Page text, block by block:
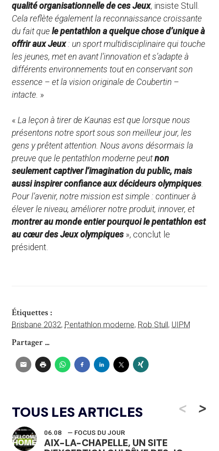
qualité organisationnelle de ces Jeux, insiste Stull.
Cela reflète également la reconnaissance croissante
du fait que le pentathlon a quelque chose d’unique à
offrir aux Jeux: un sport multidisciplinaire qui touche
les jeunes, met en avant l’innovation et s’adapte à
différents environnements tout en conservant son
essence – et la vision originale de Coubertin –
intacte. »
« La leçon à tirer de Kaunas est que lorsque nous
présentons notre sport sous son meilleur jour, les
gens y prêtent attention. Nous avons désormais la
preuve que le pentathlon moderne peutnon
seulement captiver l’imagination du public, mais
aussi inspirer confiance aux décideurs olympiques
Pour l’avenir, notre mission est simple : continuer à
élever le niveau, améliorer notre produit, innover, et
montrer au monde entier pourquoi le pentathlon est
au cœur des Jeux olympiques », conclut le
président.
Étiquettes :
Brisbane 2032, Pentathlon moderne, Rob Stull , UIPM
Partager ...
TOUS LES ARTICLES <
06.08 — FOCUS DU JOUR
AIX-LA-CHAPELLE, UN SITE
>